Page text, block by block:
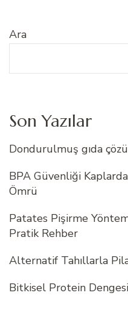
Ara
Son Yazılar
Dondurulmuş gıda
BPA Güvenliği
Ömrü
Patates Pişirme
Pratik Rehber
Alternatif Tahıllarla
Bitkisel Protein